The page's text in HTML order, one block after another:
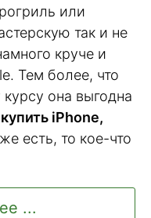
или
так и не
круче и
Тем более, что
она выгодна
купить iPhone,
есть, то кое-что
...